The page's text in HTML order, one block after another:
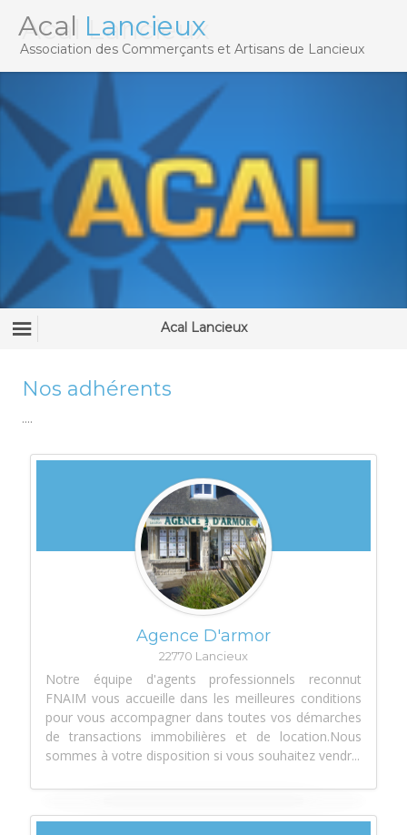
Acal Lancieux
Association des Commerçants et Artisans de Lancieux
Acal Lancieux
Nos adhérents
....
Agence D'armor
22770 Lancieux
Notre équipe d'agents professionnels reconnut
FNAIM vous accueille dans les meilleures conditions
pour vous accompagner dans toutes vos démarches
de transactions immobilières et de location.Nous
sommes à votre disposition si vous souhaitez vendr...